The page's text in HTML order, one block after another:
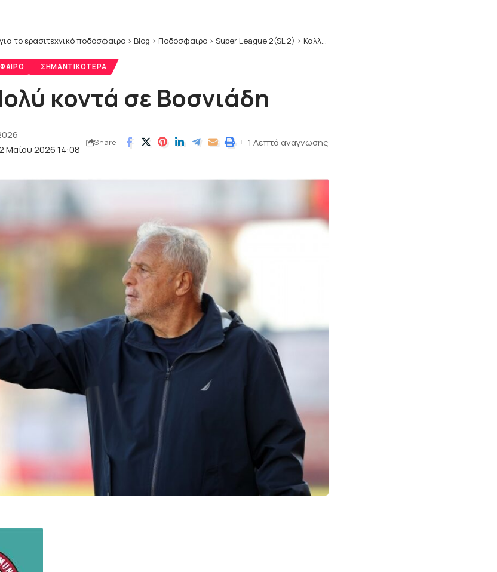
το ερασιτεχνικό ποδόσφαιρο > Blog > Ποδόσφαιρο > Super League 2(SL 2) > Καλλιθέα: Πολύ κοντά σε Βοσνιάδη
ΣΗΜΑΝΤΙΚΌΤΕΡΑ
κοντά σε Βοσνιάδη
Μαΐου 2026 14:08
Share 1 Λεπτά αναγνωσης